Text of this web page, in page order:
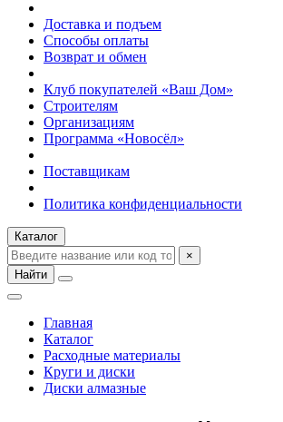
Доставка и подъем
Способы оплаты
Возврат и обмен
Клуб покупателей «Ваш Дом»
Строителям
Организациям
Программа «Новосёл»
Поставщикам
Политика конфиденциальности
Каталог
×
Найти
Главная
Каталог
Расходные материалы
Круги и диски
Диски алмазные